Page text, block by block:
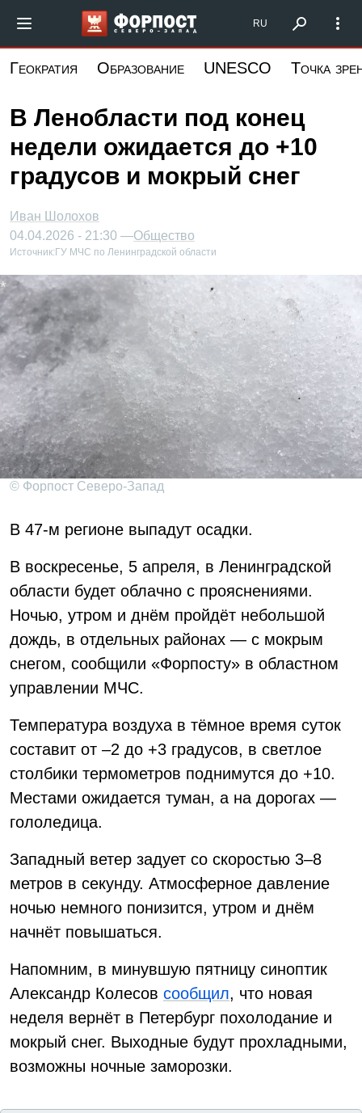
основному
Форпост Северо-Запад
RU
Геократия Образование UNESCO Точка
В Ленобласти под конец
недели ожидается до +10
градусов и мокрый снег
Иван Шолохов
04.04.2026 - 21:30 —Общество
Источник: ГУ МЧС по Ленинградской области
© Форпост Северо-Запад
В 47-м регионе выпадут осадки.
В воскресенье, 5 апреля, в Ленинградской
области будет облачно с прояснениями.
Ночью, утром и днём пройдёт небольшой
дождь, в отдельных районах — с мокрым
снегом, сообщили «Форпосту» в областном
управлении МЧС.
Температура воздуха в тёмное время суток
составит от –2 до +3 градусов, в светлое
столбики термометров поднимутся до +10.
Местами ожидается туман, а на дорогах —
гололедица.
Западный ветер задует со скоростью 3–8
метров в секунду. Атмосферное давление
ночью немного понизится, утром и днём
начнёт повышаться.
Напомним, в минувшую пятницу синоптик
Александр Колесов сообщил, что новая
неделя вернёт в Петербург похолодание и
мокрый снег. Выходные будут прохладными,
возможны ночные заморозки.